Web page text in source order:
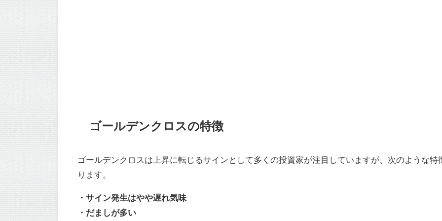
ゴールデンクロスの特徴
ゴールデンクロスは上昇に転じるサインとして多くの投資家が注目していますが、次のような特
ります。
・サイン発生はやや遅れ気味
・だましが多い